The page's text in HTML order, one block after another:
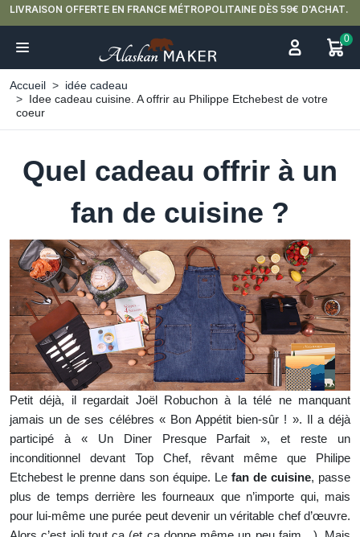
LIVRAISON OFFERTE EN FRANCE MÉTROPOLITAINE DÈS 59€ D'ACHAT.
0
Accueil
idée cadeau
Idee cadeau cuisine. A offrir au Philippe Etchebest de votre
coeur
Quel cadeau offrir à un
fan de cuisine ?
Petit déjà, il regardait Joël Robuchon à la télé ne manquant
jamais un de ses célébres « Bon Appétit bien-sûr ! ». Il a déjà
participé à « Un Diner Presque Parfait », et reste un
inconditionnel devant Top Chef, rêvant même que Philipe
Etchebest le prenne dans son équipe. Le fan de cuisine, passe
plus de temps derrière les fourneaux que n’importe qui, mais
pour lui-même une purée peut devenir un véritable chef d’œuvre.